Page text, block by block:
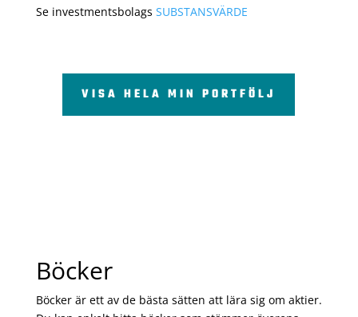
Se investmentsbolags SUBSTANSVÄRDE
VISA HELA MIN PORTFÖLJ
Böcker
Böcker är ett av de bästa sätten att lära sig om aktier.